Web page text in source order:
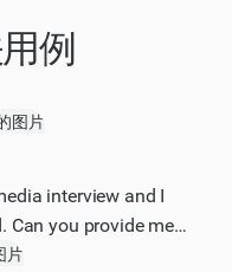
例
interview and I
Can you provide me
for a media